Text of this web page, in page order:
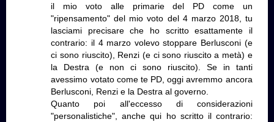
il mio voto alle primarie del PD come un
"ripensamento" del mio voto del 4 marzo 2018, tu
lasciami precisare che ho scritto esattamente il
contrario: il 4 marzo volevo stoppare Berlusconi (e
ci sono riuscito), Renzi (e ci sono riuscito a metà) e
la Destra (e non ci sono riuscito). Se in tanti
avessimo votato come te PD, oggi avremmo ancora
Berlusconi, Renzi e la Destra al governo.
Quanto poi all'eccesso di considerazioni
"personalistiche", anche qui ho scritto il contrario: